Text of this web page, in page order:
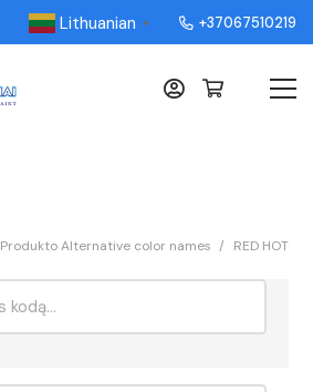
Lithuanian ▼ +37067510219
Produkto Alternative color names / RED HOT